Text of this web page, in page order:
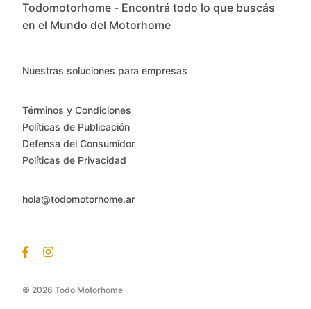
Todomotorhome - Encontrá todo lo que buscás
en el Mundo del Motorhome
© 2026 Todo Motorhome
Nuestras soluciones para empresas
Términos y Condiciones
Políticas de Publicación
Defensa del Consumidor
Políticas de Privacidad
hola@todomotorhome.ar